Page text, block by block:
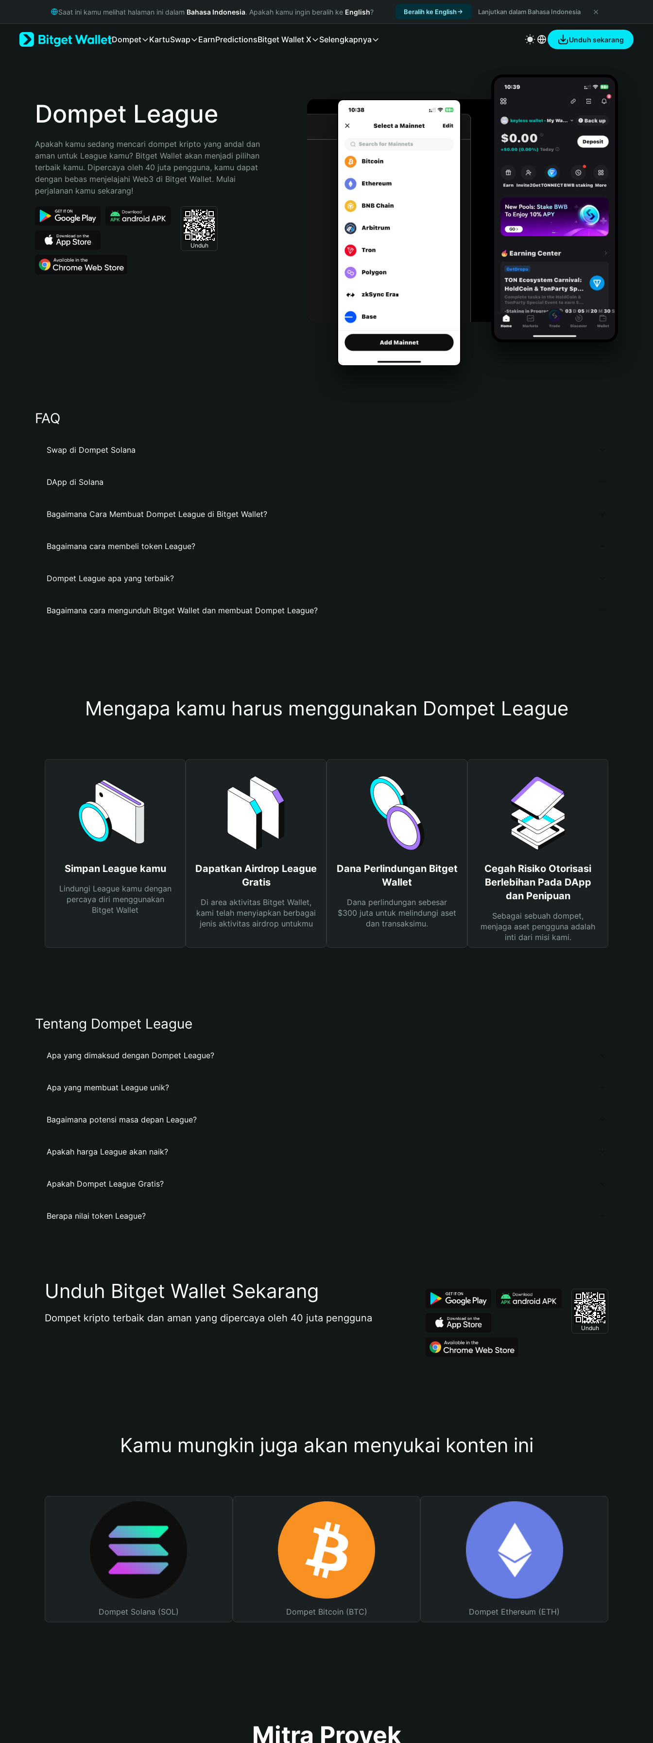
Русский
Bahasa Indonesia
Español (Argentina)
Saat ini kamu melihat halaman ini dalam Bahasa Indonesia. Apakah kamu ingin beralih ke English? Beralih ke English Lanjutkan dalam Bahasa Indonesia
Dompet KartuSwap EarnPredictionsBitget Wallet X Selengkapnya Unduh sekarang
Dompet League
Apakah kamu sedang mencari dompet kripto yang andal dan
aman untuk League kamu? Bitget Wallet akan menjadi pilihan
terbaik kamu. Dipercaya oleh 40 juta pengguna, kamu dapat
dengan bebas menjelajahi Web3 di Bitget Wallet. Mulai
perjalanan kamu sekarang!
Unduh
FAQ
Swap di Dompet Solana
DApp di Solana
Bagaimana Cara Membuat Dompet League di Bitget Wallet?
Bagaimana cara membeli token League?
Dompet League apa yang terbaik?
Bagaimana cara mengunduh Bitget Wallet dan membuat Dompet League?
Mengapa kamu harus menggunakan Dompet League
Simpan League kamu
Lindungi League kamu dengan
percaya diri menggunakan
Bitget Wallet
Dapatkan Airdrop League
Gratis
Di area aktivitas Bitget Wallet,
kami telah menyiapkan berbagai
jenis aktivitas airdrop untukmu
Dana Perlindungan Bitget
Wallet
Dana perlindungan sebesar
$300 juta untuk melindungi aset
dan transaksimu.
Cegah Risiko Otorisasi
Berlebihan Pada DApp
dan Penipuan
Sebagai sebuah dompet,
menjaga aset pengguna adalah
inti dari misi kami.
Tentang Dompet League
Apa yang dimaksud dengan Dompet League?
Apa yang membuat League unik?
Bagaimana potensi masa depan League?
Apakah harga League akan naik?
Apakah Dompet League Gratis?
Berapa nilai token League?
Unduh Bitget Wallet Sekarang
Dompet kripto terbaik dan aman yang dipercaya oleh 40 juta pengguna
Unduh
Kamu mungkin juga akan menyukai konten ini
Dompet Solana (SOL) Dompet Bitcoin (BTC) Dompet Ethereum (ETH)
Mitra Proyek